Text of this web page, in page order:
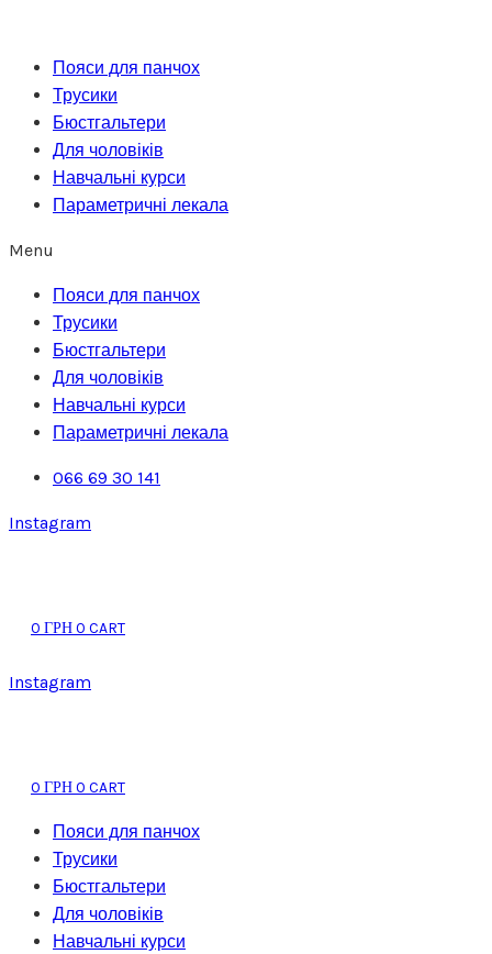
вмістуПояси для панчох
Трусики
Бюстгальтери
Для чоловіків
Навчальні курси
Параметричні лекала
Menu
Пояси для панчох
Трусики
Бюстгальтери
Для чоловіків
Навчальні курси
Параметричні лекала
066 69 30 141
Instagram
0 ГРН 0 CART
Instagram
0 ГРН 0 CART
Пояси для панчох
Трусики
Бюстгальтери
Для чоловіків
Навчальні курси